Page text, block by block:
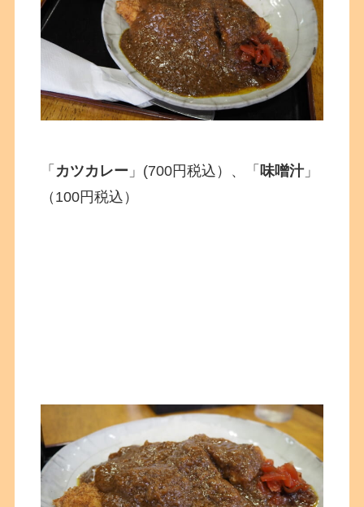
「 カツカレー 」(700円税込）、「味噌汁」
（100円税込）